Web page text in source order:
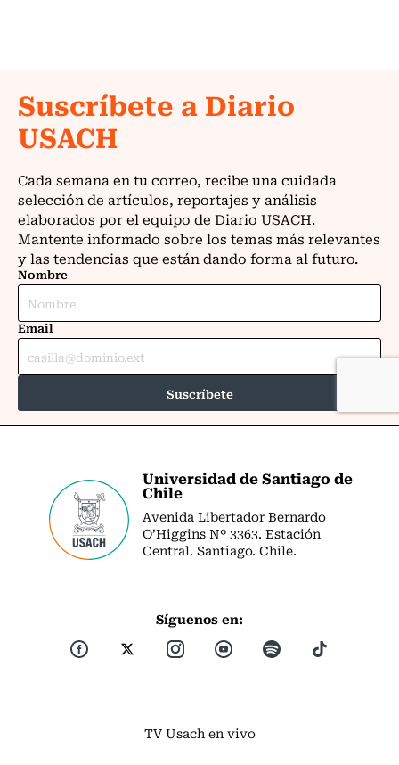
Universidad de Santiago de
Chile
Avenida Libertador Bernardo
O’Higgins Nº 3363. Estación
Central. Santiago. Chile.
Síguenos en:
TV Usach en vivo